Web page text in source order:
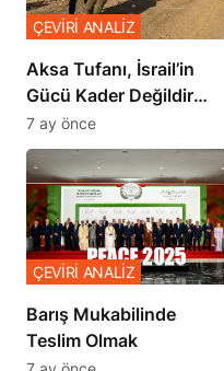
Aksa Tufanı, İsrail’in
Gücü Kader Değildir
Diyor
ÇEVİRİ ANALİZ
7 ay önce
Barış Mukabilinde
Teslim Olmak
ÇEVİRİ ANALİZ
7 ay önce